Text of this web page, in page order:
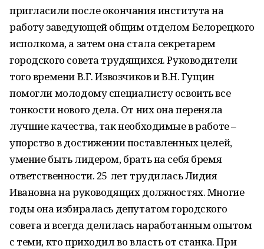
пригласили после окончания института на
работу заведующей общим отделом Белорецкого
исполкома, а затем она стала секретарем
городского совета трудящихся. Руководители
того времени В.Г. Извозчиков и В.Н. Гущин
помогли молодому специалисту освоить все
тонкости нового дела. От них она переняла
лучшие качества, так необходимые в работе –
упорство в достижении поставленных целей,
умение быть лидером, брать на себя бремя
ответственности. 25 лет трудилась Лидия
Ивановна на руководящих должностях. Многие
годы она избиралась депутатом городского
совета и всегда делилась наработанным опытом
с теми, кто приходил во власть от станка. При